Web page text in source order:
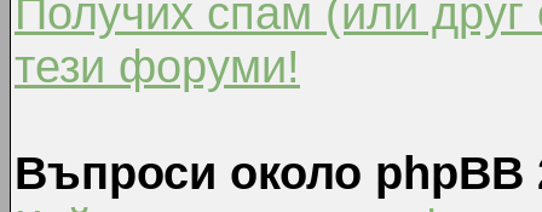
Получих спам (или
тези форуми!
Въпроси около phpBB